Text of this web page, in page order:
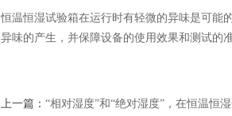
恒温恒湿试验箱在运行时有轻微的异味是可能
异味的产生，并保障设备的使用效果和测试的
上一篇： “相对湿度”和“绝对湿度”，在恒温恒